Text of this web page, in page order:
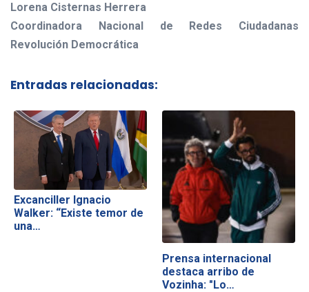
Lorena Cisternas Herrera
Coordinadora Nacional de Redes Ciudadanas
Revolución Democrática
Entradas relacionadas:
Excanciller Ignacio
Walker: “Existe temor de
una…
Prensa internacional
destaca arribo de
Vozinha: "Lo…